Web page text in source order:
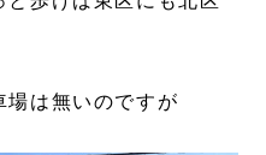
場は無いのですが